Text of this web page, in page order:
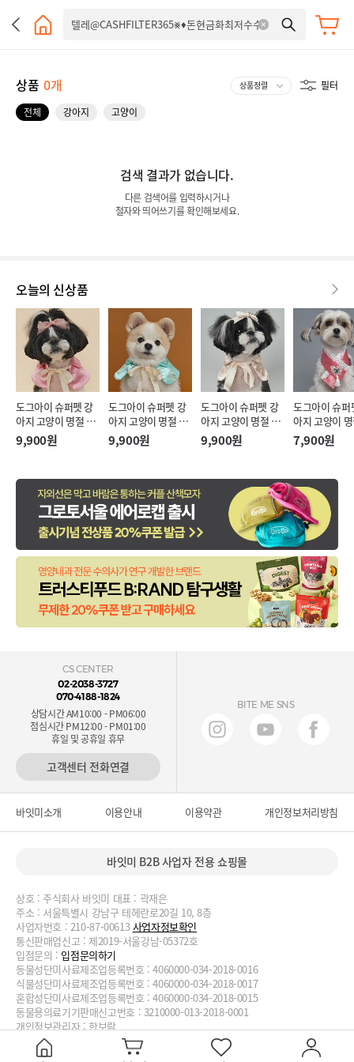
상품 0개
필터
전체
강아지 고양이
검색 결과가 없습니다.
다른 검색어를 입력하시거나
철자와 띄어쓰기를 확인해보세요.
오늘의 신상품
도그아이 슈퍼펫 강
아지 고양이 명절 리
본끈 한복 케이프 핑
크 (M)
9,900원
도그아이 슈퍼펫 강
아지 고양이 명절 리
본끈 한복 케이프 민
트 (M)
9,900원
도그아이 슈퍼펫 강
아지 고양이 명절 리
본끈 한복 케이프 아
이보리 (M)
9,900원
도그아이 슈퍼
아지 고양이
리개 한복 케
랄핑크 (S-XL)
7,900원
CS CENTER
02-2038-3727
070-4188-1824
상담시간 AM10:00 - PM06:00
점심시간 PM12:00 - PM01:00
휴일 및 공휴일 휴무
고객센터 전화연결
BITE ME SNS
바잇미소개 이용안내 이용약관 개인정보처리방침
바잇미 B2B 사업자 전용 쇼핑몰
상호 : 주식회사 바잇미 대표 : 곽재은
주소 : 서울특별시 강남구 테헤란로20길 10, 8층
사업자번호 : 210-87-00613사업자정보확인
통신판매업신고 : 제2019-서울강남-05372호
입점문의 : 입점문의하기
동물성단미사료제조업등록번호 : 4060000-034-2018-0016
식물성단미사료제조업등록번호 : 4060000-034-2018-0017
혼합성단미사료제조업등록번호 : 4060000-034-2018-0015
동물용의료기기판매신고번호 : 3210000-013-2018-0001
개인정보관리자 : 한보람
대표번호 : 02-2038-3727, 070-4188-1824 이메일 :biteme@biteme.co.kr
copyrightⓒ2020 biteme.co.kr. All Rights Reserved.